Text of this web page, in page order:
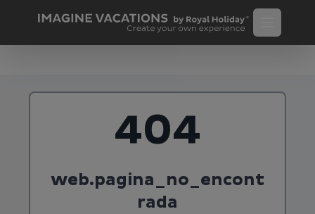
404
web.pagina_no_encont
rada